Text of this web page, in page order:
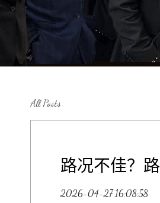
All Posts
路况不佳？
2026-04-27 16:08:58